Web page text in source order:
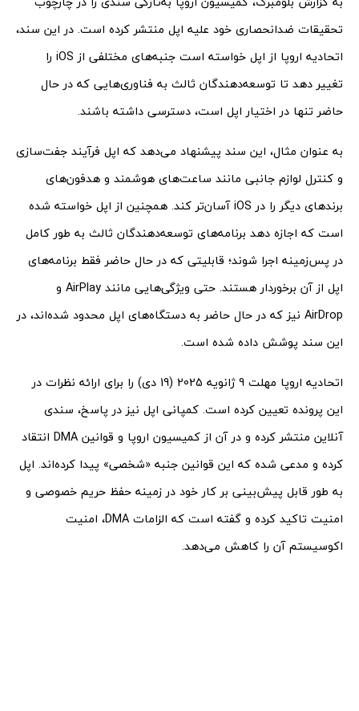
تحقیقات ضدانحصاری خود علیه اپل منتشر کرده است. در این سند،
اتحادیه اروپا از اپل خواسته است جنبه‌های مختلفی از iOS را
تغییر دهد تا توسعه‌دهندگان ثالث به فناوری‌هایی که در حال
حاضر تنها در اختیار اپل است، دسترسی داشته باشند.
به عنوان مثال، این سند پیشنهاد می‌دهد که اپل فرآیند جفت‌سازی
و کنترل لوازم جانبی مانند ساعت‌های هوشمند و هدفون‌های
برندهای دیگر را در iOS آسان‌تر کند. همچنین از اپل خواسته شده
است که اجازه دهد برنامه‌های توسعه‌دهندگان ثالث به طور کامل
در پس‌زمینه اجرا شوند؛ قابلیتی که در حال حاضر فقط برنامه‌های
اپل از آن برخوردار هستند. حتی ویژگی‌هایی مانند AirPlay و
AirDrop نیز که در حال حاضر به دستگاه‌های اپل محدود شده‌اند، در
این سند پوشش داده شده است.
اتحادیه اروپا مهلت 9 ژانویه 2025 (19 دی) را برای ارائه نظرات در
این پرونده تعیین کرده است. کمپانی اپل نیز در پاسخ، سندی
آنلاین منتشر کرده و در آن از کمیسیون اروپا و قوانین DMA انتقاد
کرده و مدعی شده که این قوانین جنبه «شخصی» پیدا کرده‌اند. اپل
به طور قابل پیش‌بینی بر کار خود در زمینه حفظ حریم خصوصی و
امنیت تاکید کرده و گفته است که الزامات DMA، امنیت
اکوسیستم آن را کاهش می‌دهد.